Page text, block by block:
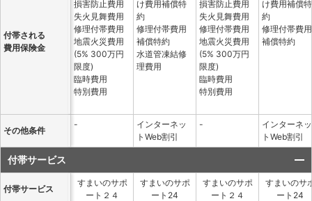
付帯される
費用保険金
損害防止費用
失火見舞費用
修理付帯費用
地震火災費用
(5% 300万円
限度)
臨時費用
特別費用
け費用補償特
約
修理付帯費用
補償特約
水道管凍結修
理費用
損害防止費用
失火見舞費用
修理付帯費用
地震火災費用
(5% 300万円
限度)
臨時費用
特別費用
け費用補償特
約
修理付帯費用
補償特約
その他条件
-
インターネッ
トWeb割引
-
インターネッ
トWeb割引
付帯サービス
付帯サービス
すまいのサポ
ート２４
すまいのサポ
ート24
すまいのサポ
ート２４
すまいのサ
ート24